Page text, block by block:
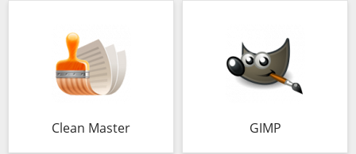
Clean Master GIMP